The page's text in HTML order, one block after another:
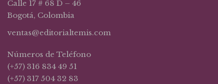
Calle 17 # 68 D – 46
Bogotá, Colombia
ventas@editorialtemis.com
Números de Teléfono
(+57) 316 834 49 51
(+57) 317 504 32 83